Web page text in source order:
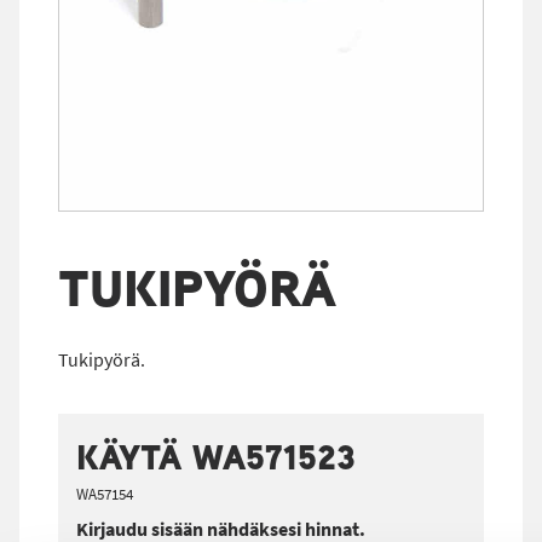
TUKIPYÖRÄ
Tukipyörä.
KÄYTÄ WA571523
WA57154
Kirjaudu sisään nähdäksesi hinnat.